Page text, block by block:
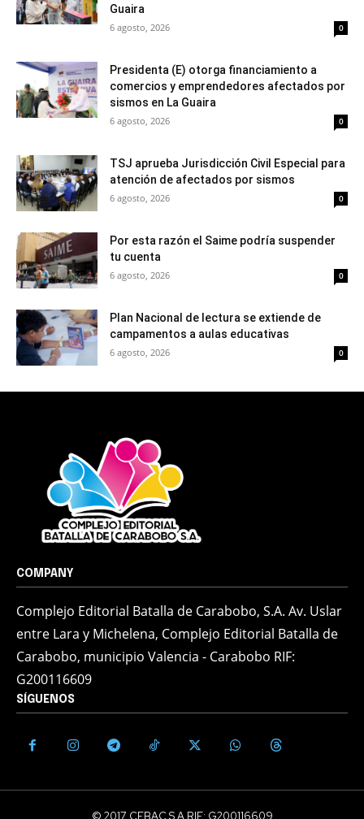
Guaira
6 agosto, 2026 0
Presidenta (E) otorga financiamiento a
comercios y emprendedores afectados por
sismos en La Guaira
6 agosto, 2026 0
TSJ aprueba Jurisdicción Civil Especial para
atención de afectados por sismos
6 agosto, 2026 0
Por esta razón el Saime podría suspender
tu cuenta
6 agosto, 2026 0
Plan Nacional de lectura se extiende de
campamentos a aulas educativas
6 agosto, 2026 0
COMPANY
Complejo Editorial Batalla de Carabobo, S.A. Av. Uslar
entre Lara y Michelena, Complejo Editorial Batalla de
Carabobo, municipio Valencia - Carabobo RIF:
G200116609
SÍGUENOS
© 2017 CEBAC S.A RIF: G200116609